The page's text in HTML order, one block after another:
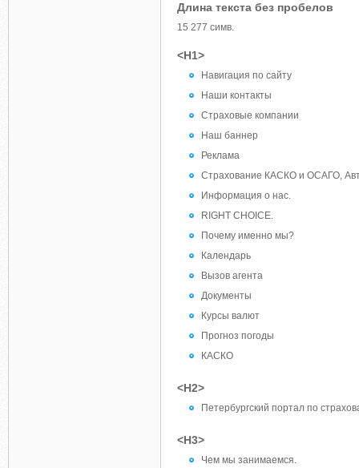
Длина текста без пробелов
15 277 симв.
<H1>
Навигация по сайту
Наши контакты
Страховые компании
Наш баннер
Реклама
Страхование КАСКО и ОСАГО,
Информация о нас.
RIGHT CHOICE.
Почему именно мы?
Календарь
Вызов агента
Документы
Курсы валют
Прогноз погоды
КАСКО
<H2>
Петербургский портал по
<H3>
Чем мы занимаемся.